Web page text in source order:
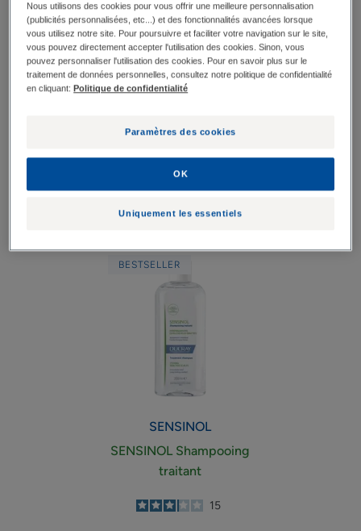
soin
SENSINOL
BESTSELLER
SENSINOL
SENSINOL Shampooing
traitant
3.1
/5
15
Nous utilisons des cookies pour vous offrir une meilleure personnalisation
(publicités personnalisées, etc...) et des fonctionnalités avancées lorsque
vous utilisez notre site. Pour poursuivre et faciliter votre navigation sur le site,
vous pouvez directement accepter l'utilisation des cookies. Sinon, vous
pouvez personnaliser l'utilisation des cookies. Pour en savoir plus sur le
traitement de données personnelles, consultez notre politique de confidentialité
en cliquant: Politique de confidentialité
Paramètres des cookies
Uniquement les essentiels
OK